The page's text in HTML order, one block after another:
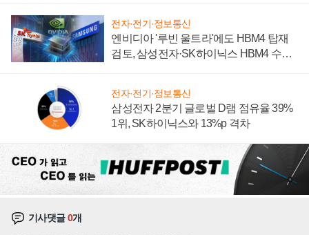
전자·전기·정보통신
엔비디아 '루빈 울트라'에도 HBM4 탑재
검토, 삼성전자·SK하이닉스 HBM4 수율
전자·전기·정보통신
삼성전자 2분기 글로벌 D램 점유율 39%
1위, SK하이닉스와 13%p 격차
기사댓글0개